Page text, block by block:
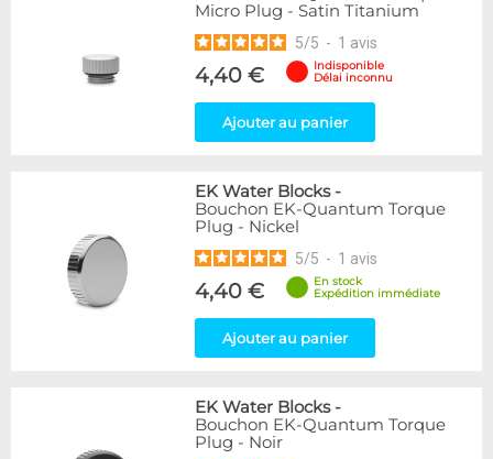
1
15
17
Forme
Bouchon
Coudé 45°
6
8
39
Disponibilité / Promotions
Micro Plug - Satin Titanium
5/5 - 1 avis
4,40 €
Indisponible
Délai inconnu
Ajouter au panier
EK Water Blocks-
Bouchon EK-Quantum Torque
Plug - Nickel
5/5 - 1 avis
4,40 €
En stock
Expédition immédiate
Ajouter au panier
EK Water Blocks-
Bouchon EK-Quantum Torque
Plug - Noir